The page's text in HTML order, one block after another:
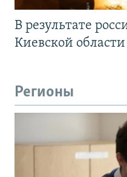
В результате
Киевской
Регионы